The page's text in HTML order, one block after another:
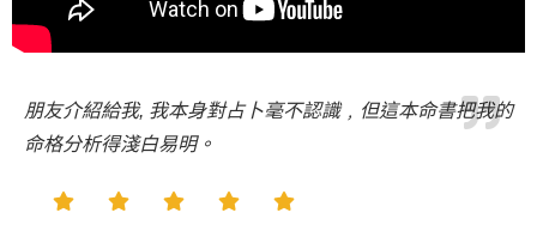
朋友介紹給我, 我本身對占卜毫不認識﹐但這本命書把我的
命格分析得淺白易明。